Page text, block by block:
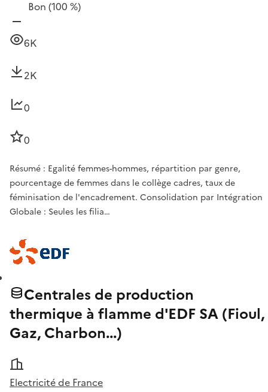
Bon (100 %)
6K
2K
0
0
Résumé : Egalité femmes-hommes, répartition par genre,
pourcentage de femmes dans le collège cadres, taux de
féminisation de l'encadrement. Consolidation par Intégration
Globale : Seules les filia…
Centrales de production
thermique à flamme d'EDF SA (Fioul,
Gaz, Charbon...)
Electricité de France